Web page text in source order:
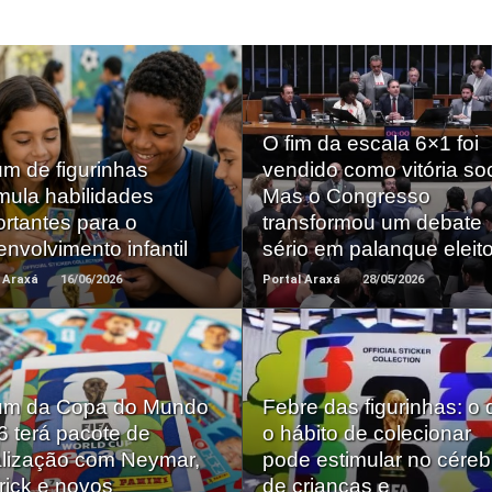
de figurinhas
habilidades
para o
infantil
16/06/2026
Saiba +
O fim da escala 6×1 foi
vendido como vitória
Mas o Congresso
transformou um debate
sério em palanque
Portal Araxá 28/05/2026
Saiba +
da Copa do Mundo
terá pacote de
com Neymar,
e novos
Saiba +
Febre das figurinhas: o
o hábito de colecionar
pode estimular no
de crianças e
Saiba +